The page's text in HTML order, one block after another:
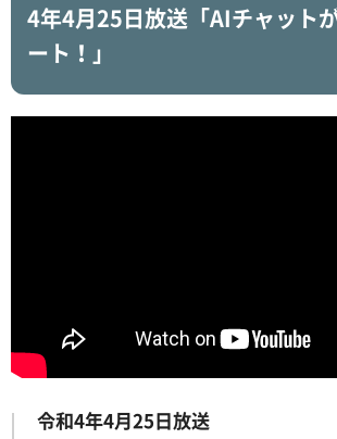
4年4月25日放送「AIチャット
ート！」
令和4年4月25日放送